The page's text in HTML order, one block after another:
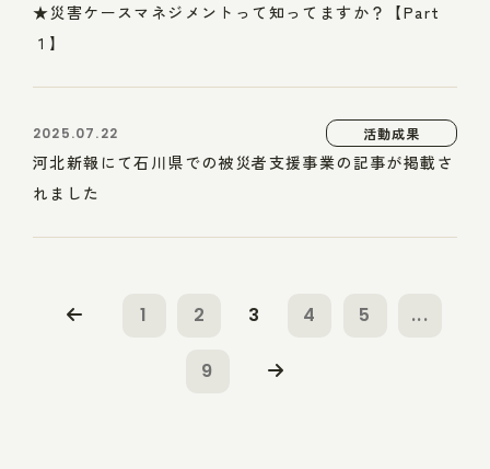
★災害ケースマネジメントって知ってますか？【Part
１】
2025.07.22 活動成果
河北新報にて石川県での被災者支援事業の記事が掲載さ
れました
1 2 3 4 5 ...
9